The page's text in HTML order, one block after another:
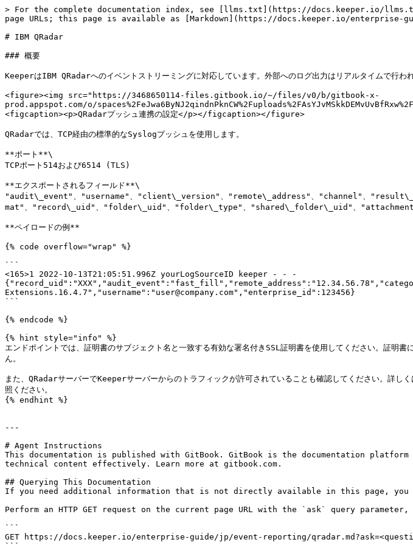
> For the complete documentation index, see [llms.txt](https://docs.keeper.io/
page URLs; this page is available as [Markdown](https://docs.keeper.io/enterprise-
# IBM QRadar
### 概要
KeeperはIBM QRadarへのイベントストリーミングに対応しています。外部へのログ出力はリアルタイムで行わ
<figure><img src="https://3468650114-files.gitbook.io/~/files/v0/b/gitbook-x-
prod.appspot.com/o/
<figcaption><p>QRadarプッシュ連携の設定</p></figcaption></figure>
QRadarでは、TCP経由の標準的なSyslogプッシュを使用します。
**ポート**\
TCPポート514および6514 (TLS)
**エクスポートされるフィールド**\
"audit\_event"、"username"、"client\_version"、"remote\_address"、"channel"、
mat"、"record\_uid"、"folder\_uid"、"folder\_type"、"shared\_folder\_uid"、
**ペイロードの例**
{% code overflow="wrap" %}
```
<165>1 2022-10-13T21:05:51.996Z yourLogSourceID keeper - - -
Extensions.16.4.7","username":"user@company.com","enterprise_id":123456}
```
{% endcode %}
{% hint style="info" %}
エンドポイントでは、証明書のサブジェクト名と一致する有効な署名付きSSL証明書を使用してください。証明
ん。
また、QRadarサーバーでKeeperサーバーからのトラフィックが許可されていることも確認してくだ
照ください。
{% endhint %}
---
# Agent Instructions
This documentation is published with GitBook. GitBook is the documentation
technical content effectively. Learn more at gitbook.com.
## Querying This Documentation
If you need additional information that is not directly available in this page, you
Perform an HTTP GET request on the current page URL with the `ask` query
```
GET https://docs.keeper.io/enterprise-guide/jp/event-reporting/